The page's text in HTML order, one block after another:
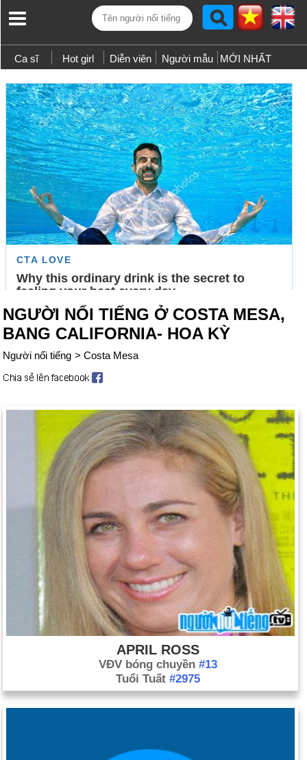
Ca sĩ Hot girl Diễn viên Người mẫu MỚI NHẤT
NGƯỜI NỔI TIẾNG Ở COSTA MESA,
BANG CALIFORNIA- HOA KỲ
Người nổi tiếng > Costa Mesa
APRIL ROSS
VĐV bóng chuyền #13
Tuổi Tuất #2975